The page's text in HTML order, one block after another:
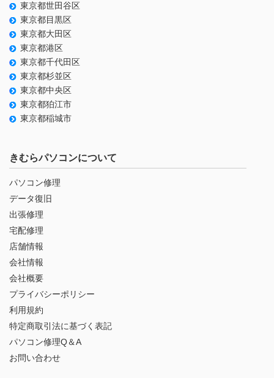
東京都世田谷区
東京都目黒区
東京都大田区
東京都港区
東京都千代田区
東京都杉並区
東京都中央区
東京都狛江市
東京都稲城市
きむらパソコンについて
パソコン修理
データ復旧
出張修理
宅配修理
店舗情報
会社情報
会社概要
プライバシーポリシー
利用規約
特定商取引法に基づく表記
パソコン修理Q＆A
お問い合わせ